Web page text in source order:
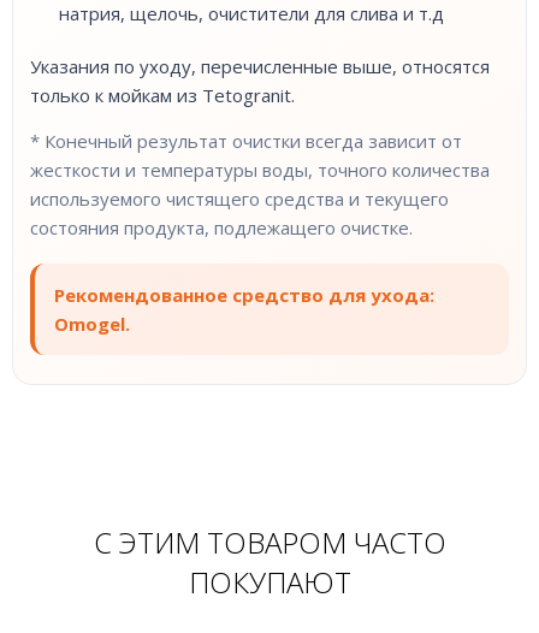
натрия, щелочь, очистители для слива и т.д
Указания по уходу, перечисленные выше, относятся
только к мойкам из Tetogranit.
* Конечный результат очистки всегда зависит от
жесткости и температуры воды, точного количества
используемого чистящего средства и текущего
состояния продукта, подлежащего очистке.
Рекомендованное средство для ухода:
Omogel.
С ЭТИМ ТОВАРОМ ЧАСТО
ПОКУПАЮТ